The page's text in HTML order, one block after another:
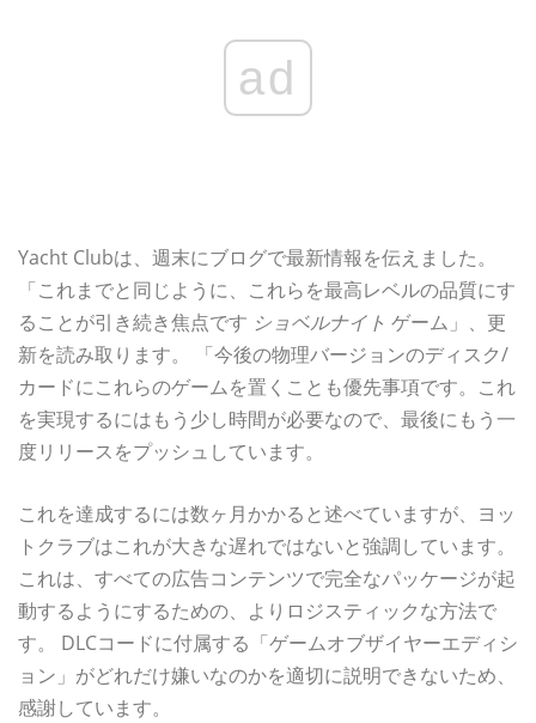
ad
Yacht Clubは、週末にブログで最新情報を伝えました。
「これまでと同じように、これらを最高レベルの品質にす
ることが引き続き焦点です ショベルナイト ゲーム」、更
新を読み取ります。 「今後の物理バージョンのディスク/
カードにこれらのゲームを置くことも優先事項です。これ
を実現するにはもう少し時間が必要なので、最後にもう一
度リリースをプッシュしています。
これを達成するには数ヶ月かかると述べていますが、ヨッ
トクラブはこれが大きな遅れではないと強調しています。
これは、すべての広告コンテンツで完全なパッケージが起
動するようにするための、よりロジスティックな方法で
す。 DLCコードに付属する「ゲームオブザイヤーエディシ
ョン」がどれだけ嫌いなのかを適切に説明できないため、
感謝しています。